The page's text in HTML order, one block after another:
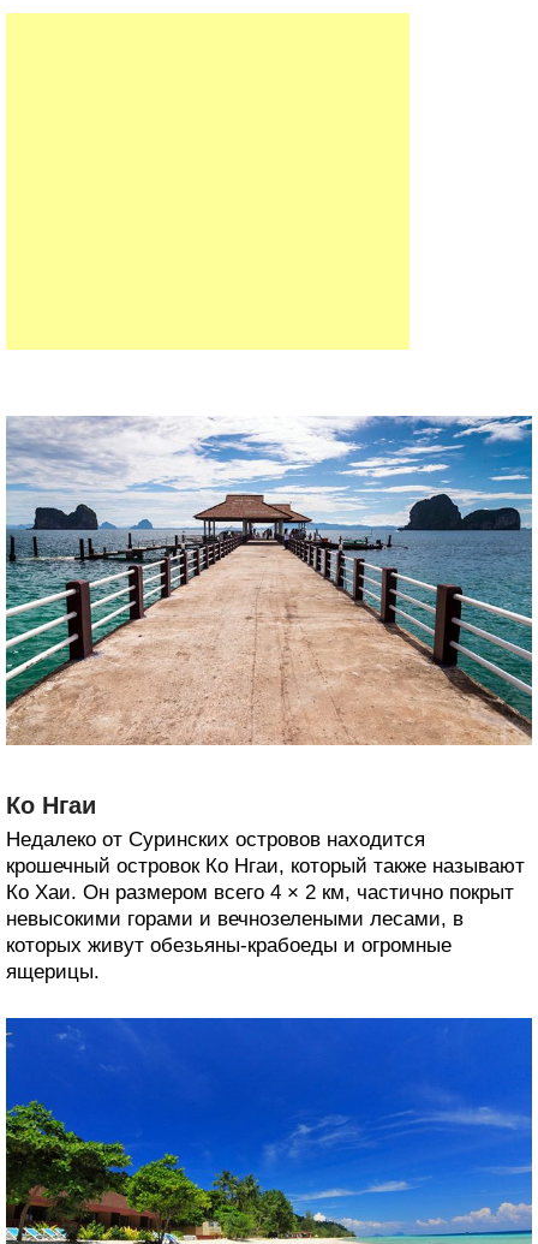
Ко Нгаи
Недалеко от Суринских островов находится
крошечный островок Ко Нгаи, который также называют
Ко Хаи. Он размером всего 4 × 2 км, частично покрыт
невысокими горами и вечнозелеными лесами, в
которых живут обезьяны-крабоеды и огромные
ящерицы.